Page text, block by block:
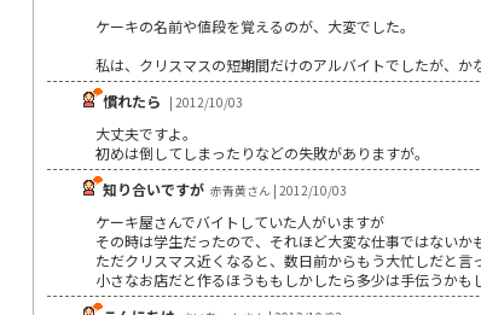
ケーキの名前や値段を覚えるのが、大変でした。
私は、クリスマスの短期間だけのアルバイトでしたが、か
慣れたら | 2012/10/03
大丈夫ですよ。
初めは倒してしまったりなどの失敗がありますが。
知り合いですが 赤青黄さん | 2012/10/03
ケーキ屋さんでバイトしていた人がいますが
その時は学生だったので、それほど大変な仕事ではないか
ただクリスマス近くなると、数日前からもう大忙しだと言
小さなお店だと作るほうももしかしたら多少は手伝うかも